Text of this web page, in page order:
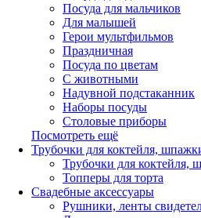
Посуда для мальчиков
Для малышей
Герои мультфильмов
Праздничная
Посуда по цветам
С животными
Надувной подстаканник
Наборы посуды
Столовые приборы
Посмотреть ещё
Трубочки для коктейля,
Трубочки для коктейля,
Топперы для торта
Свадебные аксессуары
Рушники, ленты